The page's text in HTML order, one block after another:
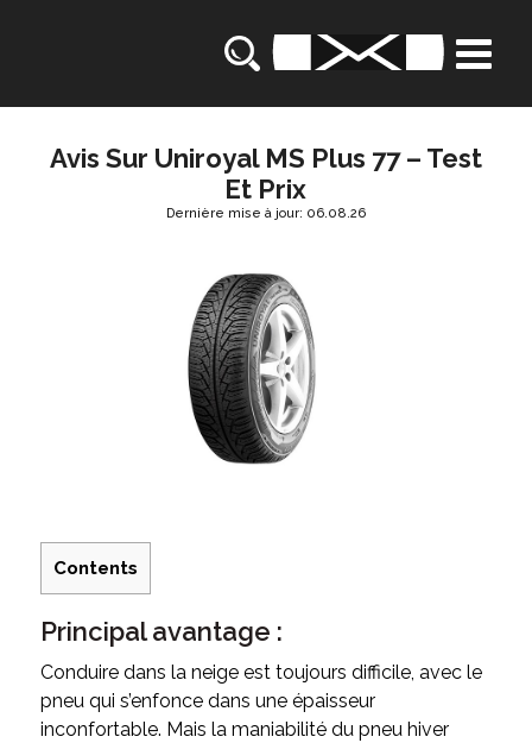
Avis Sur Uniroyal MS Plus 77 – Test
Et Prix
Dernière mise à jour: 06.08.26
Contents
Principal avantage :
Conduire dans la neige est toujours difficile, avec le
pneu qui s’enfonce dans une épaisseur
inconfortable. Mais la maniabilité du pneu hiver